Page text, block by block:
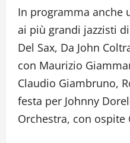
In programma anche
ai più grandi jazzisti
Del Sax, Da John
con Maurizio
Claudio Giambruno,
festa per Johnny
Orchestra, con ospite